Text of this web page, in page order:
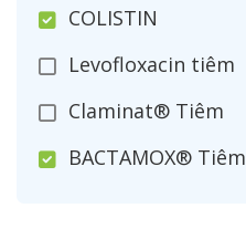
COLISTIN
Levofloxacin tiêm
Claminat® Tiêm
BACTAMOX® Tiêm